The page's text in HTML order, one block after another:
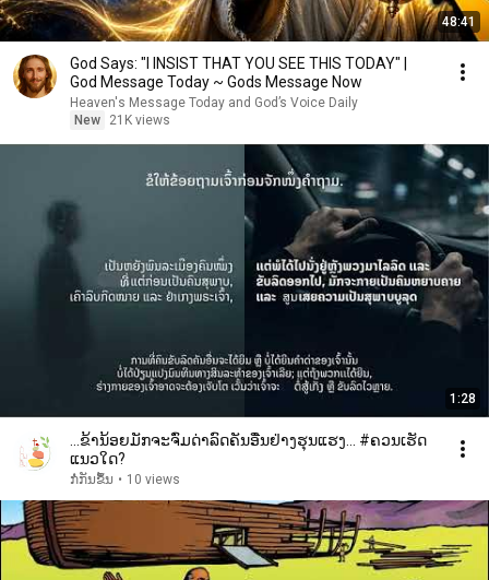
48:41
God Says: "I INSIST THAT YOU SEE THIS TODAY" |
God Message Today ~ Gods Message Now
Heaven's Message Today and God’s Voice Daily
New
21K views
1:28
...ຂ້ານ້ອຍມັກຈະຈົ່ມດ່າລົດຄັນອື່ນຢ່າງຮຸນແຮງ... #ຄວນເຮັດ
ແນວໃດ?
ກໍ່ກັນຂຶ້ນ • 10 views